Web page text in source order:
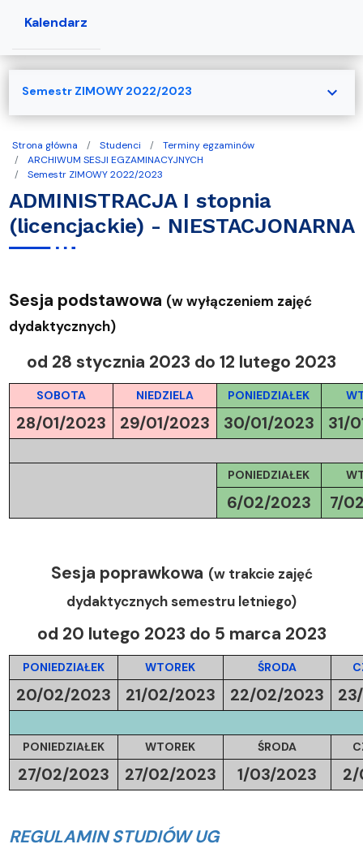
Kalendarz
Strona główna Studenci
Terminy egzaminów
ARCHIWUM SESJI EGZAMINACYJNYCH
Semestr ZIMOWY 2022/2023
ADMINISTRACJA I stopnia
(licencjackie) - NIESTACJONARNA
Sesja podstawowa (w wyłączeniem zajęć
dydaktycznych)
od 28 stycznia 2023 do 12 lutego 2023
SOBOTA NIEDZIELA PONIEDZIAŁEK
28/01/2023 29/01/2023 30/01/2023 31/
PONIEDZIAŁEK
6/02/2023 7/
Sesja poprawkowa (w trakcie zajęć
dydaktycznych semestru letniego)
od 20 lutego 2023 do 5 marca 2023
PONIEDZIAŁEK WTOREK ŚRODA
20/02/2023 21/02/2023 22/02/2023
PONIEDZIAŁEK WTOREK ŚRODA
27/02/2023 27/02/2023 1/03/2023 2/
REGULAMIN STUDIÓW UG
Semestr ZIMOWY 2022/2023 expand_more